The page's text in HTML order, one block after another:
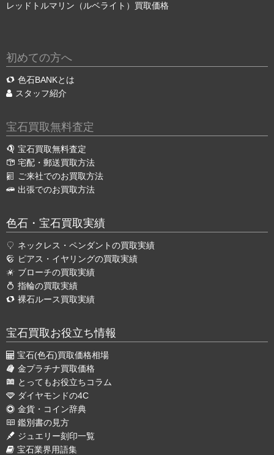
レッドトルマリン（ルベライト）買取価格
初めての方へ
色石BANKとは
スタッフ紹介
宝石買取無料査定
宝石買取無料査定
宅配・郵送買取方法
ご来社でのお買取方法
出張でのお買取方法
色石・宝石買取実績
ネックレス・ペンダントの買取実績
ピアス・イヤリングの買取実績
ブローチの買取実績
指輪の買取実績
裸石ルース買取実績
宝石買取お役立ち情報
宝石(色石)買取価格相場
金プラチナ買取価格
とってもお役立ちコラム
ダイヤモンドの4C
金貨・コイン辞典
鑑別書の見方
ジュエリー刻印一覧
宝石業界用語集